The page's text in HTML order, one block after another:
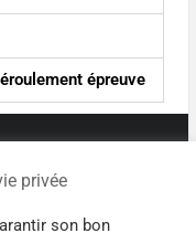
épreuve
privée
son bon